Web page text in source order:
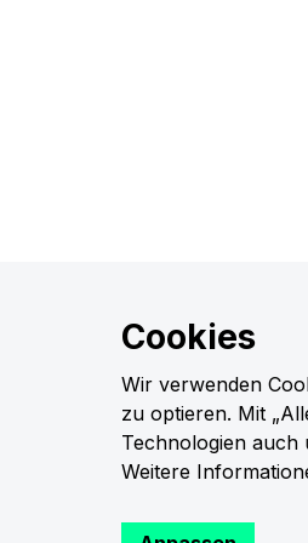
Cookies
Wir verwenden
zu optieren. Mit
Technologien auch
Weitere